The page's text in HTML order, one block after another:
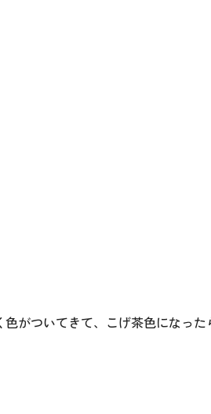
がついてきて、こげ茶色になっ